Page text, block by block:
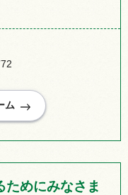
ためにみなさま